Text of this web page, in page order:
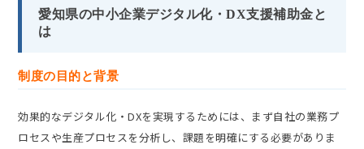
愛知県の中小企業デジタル化・DX支援補助金と
は
制度の目的と背景
効果的なデジタル化・DXを実現するためには、まず自社の業務プ
ロセスや生産プロセスを分析し、課題を明確にする必要がありま